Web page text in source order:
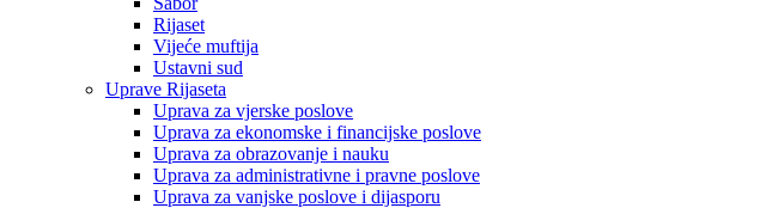
Rijaset
Vijeće muftija
Ustavni sud
Uprave Rijaseta
Uprava za vjerske poslove
Uprava za ekonomske i financijske poslove
Uprava za obrazovanje i nauku
Uprava za administrativne i pravne poslove
Uprava za vanjske poslove i dijasporu